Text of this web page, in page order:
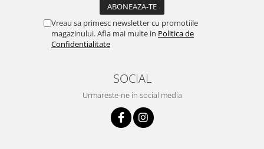
Vreau sa primesc newsletter cu promotiile
magazinului. Afla mai multe in Politica de
Confidentialitate
SOCIAL
Urmareste-ne in social media